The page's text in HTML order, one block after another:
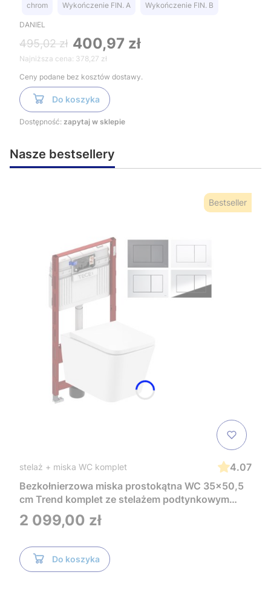
chrom Wykończenie FIN. A Wykończenie FIN. B
DANIEL
495,02 zł 400,97 zł
Najniższa cena: 378,27 zł
Ceny podane bez kosztów dostawy.
Do koszyka
Dostępność: zapytaj w sklepie
Nasze bestsellery
Bestseller
stelaż + miska WC komplet
4.07
Bezkołnierzowa miska prostokątna WC 35x50,5
cm Trend komplet ze stelażem podtynkowym
Tece i czarnym przyciskiem TeceNow
TR2216+Tece
Cena
2 099,00 zł
Do koszyka